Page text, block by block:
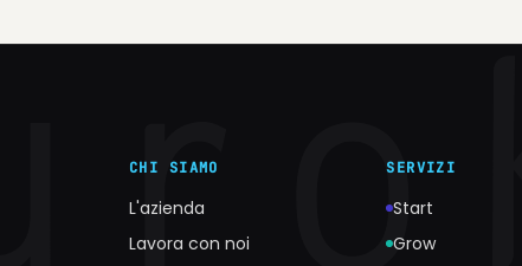
CHI SIAMO
L'azienda
Lavora con noi
SERVIZI
Start
Grow